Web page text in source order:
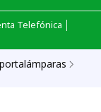
Telefónica │